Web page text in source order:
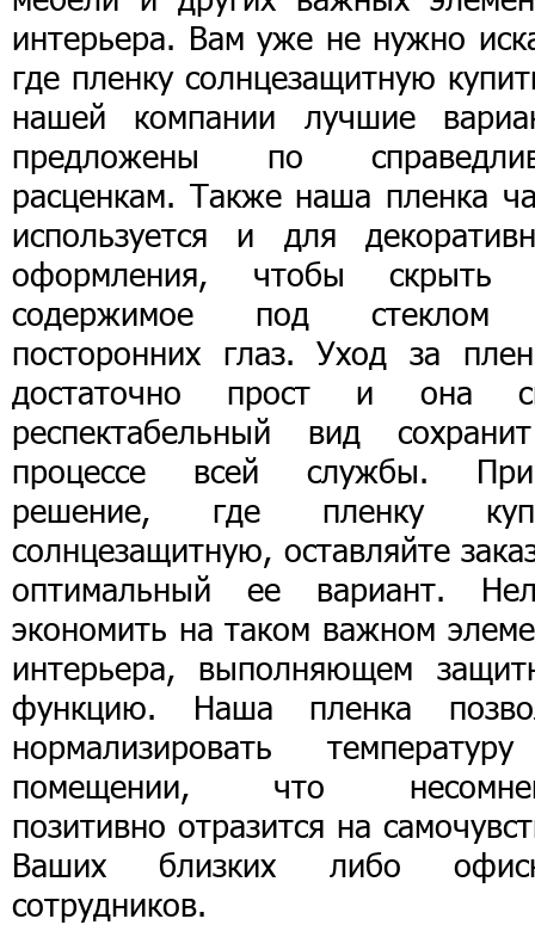
интерьера. Вам уже не нужно
где пленку солнцезащитную
нашей компании лучшие
предложены по
расценкам. Также наша пленка
используется и для
оформления, чтобы скрыть
содержимое под стеклом
посторонних глаз. Уход за
достаточно прост и она
респектабельный вид
процессе всей службы.
решение, где пленку
солнцезащитную, оставляйте
оптимальный ее вариант.
экономить на таком важном
интерьера, выполняющем
функцию. Наша пленка
нормализировать
помещении, что
позитивно отразится на
Ваших близких либо
сотрудников.